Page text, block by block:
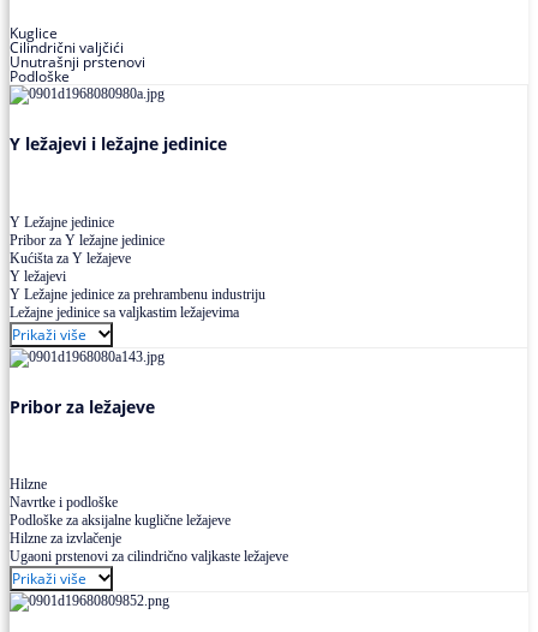
Kuglice
Cilindrični valjčići
Unutrašnji prstenovi
Podloške
Y ležajevi i ležajne jedinice
Y Ležajne jedinice
Pribor za Y ležajne jedinice
Kućišta za Y ležajeve
Y ležajevi
Y Ležajne jedinice za prehrambenu industriju
Ležajne jedinice sa valjkastim ležajevima
Prikaži više
Pribor za ležajeve
Hilzne
Navrtke i podloške
Podloške za aksijalne kuglične ležajeve
Hilzne za izvlačenje
Ugaoni prstenovi za cilindrično valjkaste ležajeve
Prikaži više